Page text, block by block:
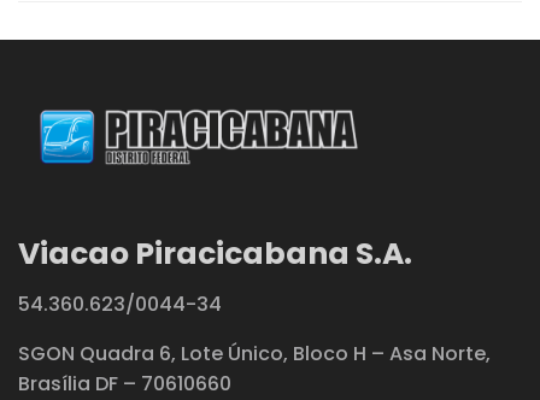
Viacao Piracicabana S.A.
54.360.623/0044-34
SGON Quadra 6, Lote Único, Bloco H – Asa Norte,
Brasília DF – 70610660